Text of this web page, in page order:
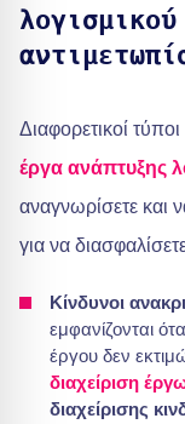
Διαφορετικοί
έργα ανάπτυξης
αναγνωρίσετε και
για να
Κίνδυνοι
εμφανίζονται
έργου δεν
διαχείριση
διαχείρισης